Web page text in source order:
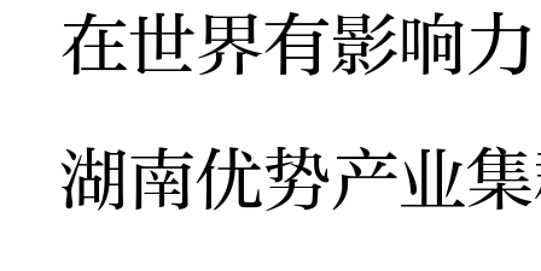
在世界有影响
湖南优势产业